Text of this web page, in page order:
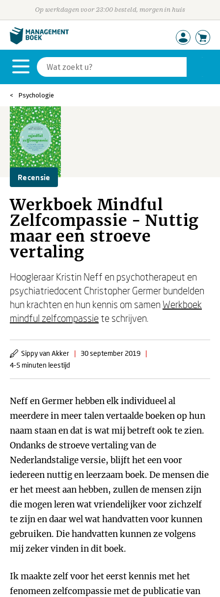
Op werkdagen voor 23:00 besteld, morgen in huis
Psychologie
Recensie
Werkboek Mindful
Zelfcompassie - Nuttig
maar een stroeve
vertaling
Hoogleraar Kristin Neff en psychotherapeut en
psychiatriedocent Christopher Germer bundelden
hun krachten en hun kennis om samen Werkboek
mindful zelfcompassie te schrijven.
Sippy van Akker | 30 september 2019
|
4-5 minuten leestijd
Neff en Germer hebben elk individueel al
meerdere in meer talen vertaalde boeken op hun
naam staan en dat is wat mij betreft ook te zien.
Ondanks de stroeve vertaling van de
Nederlandstalige versie, blijft het een voor
iedereen nuttig en leerzaam boek. De mensen die
er het meest aan hebben, zullen de mensen zijn
die mogen leren wat vriendelijker voor zichzelf
te zijn en daar wel wat handvatten voor kunnen
gebruiken. Die handvatten kunnen ze volgens
mij zeker vinden in dit boek.
Ik maakte zelf voor het eerst kennis met het
fenomeen zelfcompassie met de publicatie van